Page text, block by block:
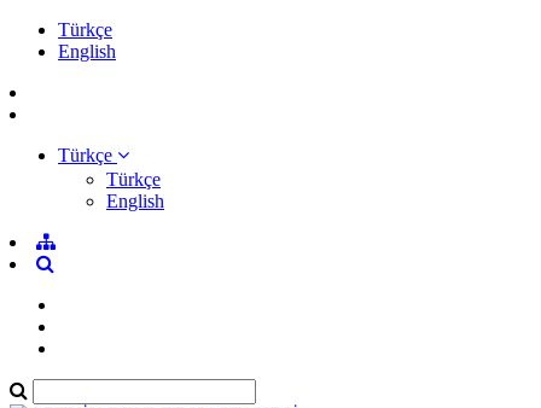
Türkçe
English
Türkçe
Türkçe
English